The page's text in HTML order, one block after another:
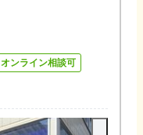
オンライン相談可